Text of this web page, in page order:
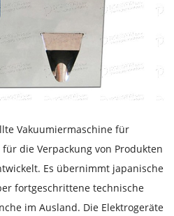
Vakuumiermaschine für
die Verpackung von Produkten
Es übernimmt japanische
fortgeschrittene technische
im Ausland. Die Elektrogeräte